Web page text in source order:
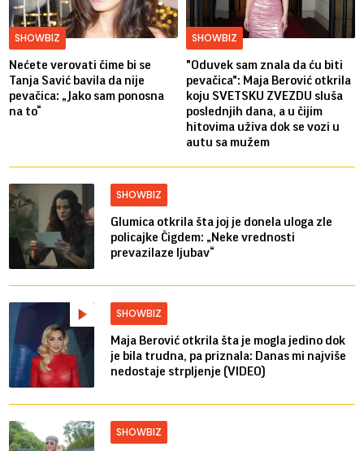
SHOWBIZ
Nećete verovati čime bi se
Tanja Savić bavila da nije
pevačica: „Jako sam ponosna
na to“
SHOWBIZ
"Oduvek sam znala da ću biti
pevačica": Maja Berović otkrila
koju SVETSKU ZVEZDU sluša
poslednjih dana, a u čijim
hitovima uživa dok se vozi u
autu sa mužem
SHOWBIZ
Glumica otkrila šta joj je donela uloga zle
policajke Čigdem: „Neke vrednosti
prevazilaze ljubav“
SHOWBIZ
Maja Berović otkrila šta je mogla jedino dok
je bila trudna, pa priznala: Danas mi najviše
nedostaje strpljenje (VIDEO)
SHOWBIZ